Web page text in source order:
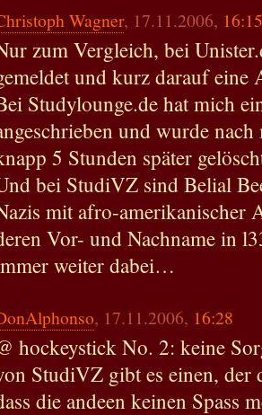
Wagner, 17.11.2006, 16:15
zum Vergleich, bei
und kurz darauf eine
Studylounge.de hat mich
und wurde
5 Stunden später
bei StudiVZ sind Belial
mit afro-amerikanischer
Vor- und Nachname in
weiter dabei…
, 17.11.2006, 16:28
hockeystick No. 2: keine
StudiVZ gibt es einen, der
die andeen keinen Spass